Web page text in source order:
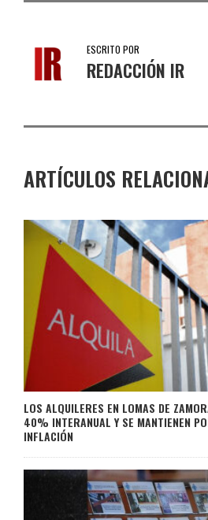
ESCRITO POR
REDACCIÓN IR
ARTÍCULOS
LOS ALQUILERES EN LOMAS DE
40% INTERANUAL Y SE MANTIENEN
INFLACIÓN